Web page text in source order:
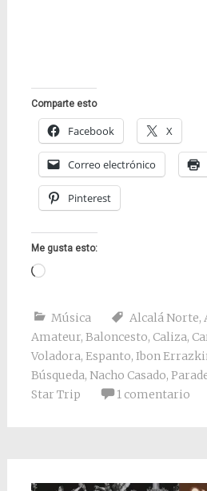
Comparte esto
Facebook X
Correo electrónico
Pinterest
Me gusta esto:
Cargando...
Música Alcalá Norte,
Amateur, Baloncesto, Caliza,
Voladora, Espanto, Ibon
Búsqueda, Nacho Casado,
Star Trip
1 comentario